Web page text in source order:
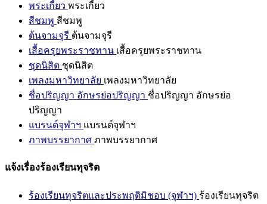
พระเกี้ยว พระเกี้ยว
สีชมพู สีชมพู
ต้นจามจุรี ต้นจามจุรี
เสื้อครุยพระราชทาน เสื้อครุยพระราชทาน
ชุดนิสิต ชุดนิสิต
เพลงมหาวิทยาลัย เพลงมหาวิทยาลัย
ชื่อปริญญา อักษรย่อปริญญา ชื่อปริญญา อักษรย่อ
ปริญญา
แบรนด์จุฬาฯ แบรนด์จุฬาฯ
ภาพบรรยากาศ ภาพบรรยากาศ
แจ้งเรื่องร้องเรียนทุจริต
ร้องเรียนทุจริตและประพฤติมิชอบ (จุฬาฯ) ร้องเรียนทุจริต